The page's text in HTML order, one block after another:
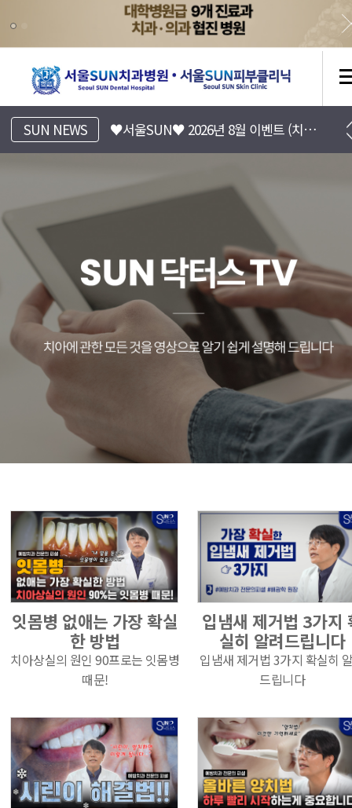
SUN NEWS
[서울SUN치과병원] 진료시간표 안내
♥서울SUN♥ 2026년 8월 이벤트 (치과/피부과)
♥서울SUN♥ 2026년 7월 이벤트 (치과/피부과)
잇몸병 없애는 가장 확실
한 방법
치아상실의 원인 90프로는 잇몸병
때문!
입냄새 제거법 3가지
실히 알려드립니다
입냄새 제거법 3가지 확실히
드립니다